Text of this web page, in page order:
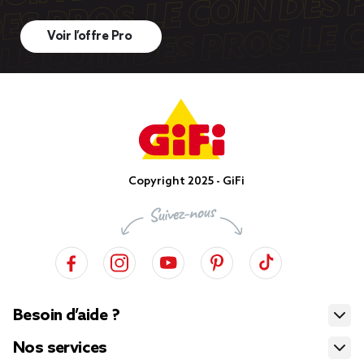
Voir l’offre Pro
Copyright 2025 - GiFi
Besoin d’aide ?
Nos services